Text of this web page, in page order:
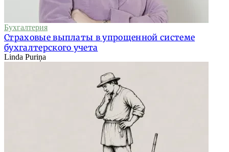
Бухгалтерия
Страховые выплаты в упрощенной системе
бухгалтерского учета
Linda Puriņa